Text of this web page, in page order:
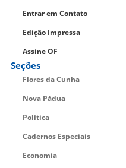
Entrar em Contato
Edição Impressa
Assine OF
Seções
Flores da Cunha
Nova Pádua
Política
Cadernos Especiais
Economia